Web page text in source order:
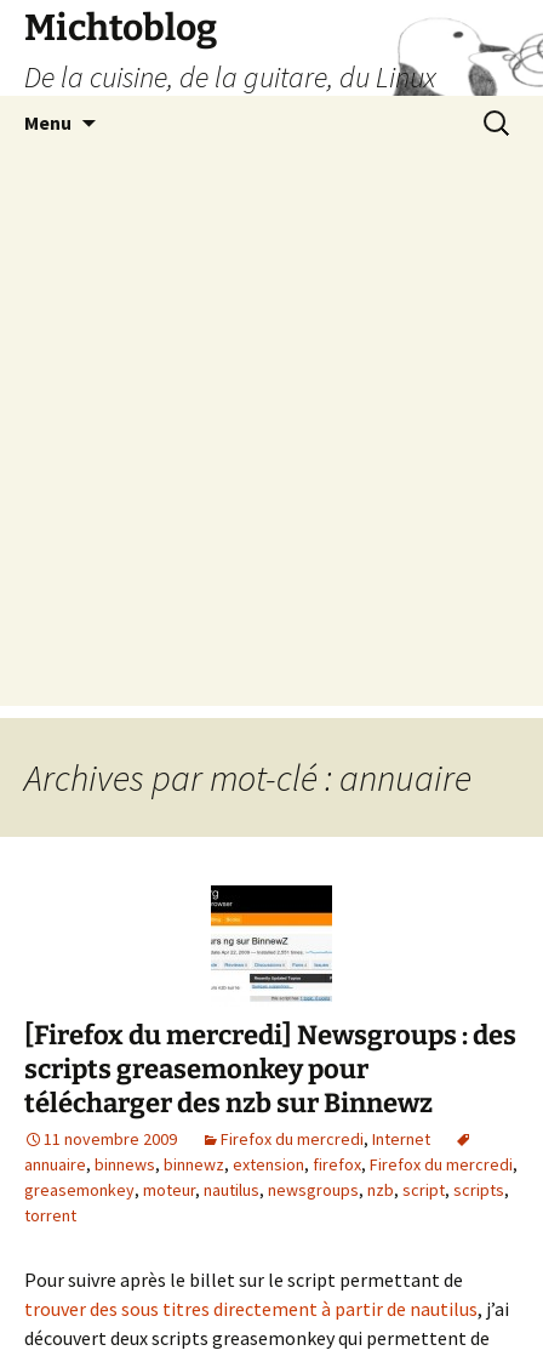
Aller
contenu
Michtoblog
De la cuisine, de la guitare, du Linux
Menu
Archives par mot-clé : annuaire
[Firefox du mercredi] Newsgroups : des
scripts greasemonkey pour
télécharger des nzb sur Binnewz
11 novembre 2009 Firefox du mercredi, Internet
annuaire, binnews, binnewz, extension, firefox, Firefox du mercredi,
greasemonkey, moteur, nautilus, newsgroups, nzb, script, scripts,
torrent
Pour suivre après le billet sur le script permettant de
trouver des sous titres directement à partir de nautilus, j’ai
découvert deux scripts greasemonkey qui permettent de